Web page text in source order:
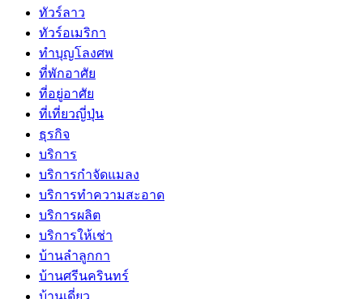
ทัวร์ลาว
ทัวร์อเมริกา
ทำบุญโลงศพ
ที่พักอาศัย
ที่อยู่อาศัย
ที่เที่ยวญี่ปุ่น
ธุรกิจ
บริการ
บริการกำจัดแมลง
บริการทำความสะอาด
บริการผลิต
บริการให้เช่า
บ้านลำลูกกา
บ้านศรีนครินทร์
บ้านเดี่ยว